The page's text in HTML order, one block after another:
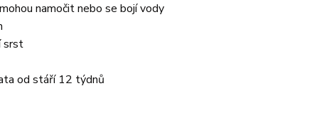
namočit nebo se bojí vody
srst
od stáří 12 týdnů